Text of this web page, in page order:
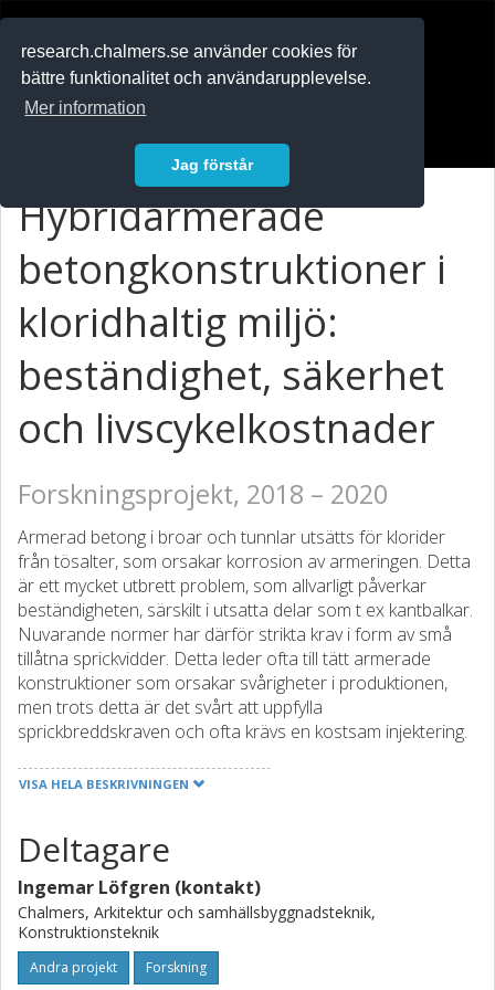
research.chalmers.se använder cookies för
bättre funktionalitet och användarupplevelse.
Mer information
Jag förstår
Hybridarmerade
betongkonstruktioner i
kloridhaltig miljö:
beständighet, säkerhet
och livscykelkostnader
Forskningsprojekt, 2018 – 2020
Armerad betong i broar och tunnlar utsätts för klorider
från tösalter, som orsakar korrosion av armeringen. Detta
är ett mycket utbrett problem, som allvarligt påverkar
beständigheten, särskilt i utsatta delar som t ex kantbalkar.
Nuvarande normer har därför strikta krav i form av små
tillåtna sprickvidder. Detta leder ofta till tätt armerade
konstruktioner som orsakar svårigheter i produktionen,
men trots detta är det svårt att uppfylla
sprickbreddskraven och ofta krävs en kostsam injektering.
nybyggnation använda hybridarmerade lösningar, i vilka
sådana lösningar förbättrad arbetsmiljö och ökad
produktivitet genom en mer industrialiserad byggprocess.
Idag är Trafikverket restriktivt gentemot hybridarmerade
konstruktioner i kloridhaltiga miljöer, på grund av farhågor
om att stålfibrer skulle påverka korrosion av
VISA HELA BESKRIVNINGEN
Deltagare
Ingemar Löfgren (kontakt)
Chalmers, Arkitektur och samhällsbyggnadsteknik,
Konstruktionsteknik
Andra projekt Forskning